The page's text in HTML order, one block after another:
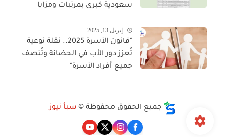
سعودية كبرى بمرتبات ومزايا
إبريل 13, 2025
"قانون الأسرة 2025.. نقلة نوعية
تُعزز دور الأب في الحضانة وتُنصف
جميع أفراد الأسرة"
جميع الحقوق محفوظة © سبأ نيوز